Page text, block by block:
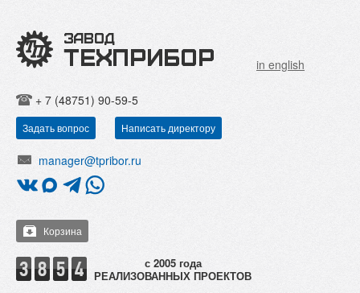
in english
+ 7 (48751) 90-59-5
Задать вопрос Написать директору
manager@tpribor.ru
Корзина
РЕАЛИЗОВАННЫХ ПРОЕКТОВ